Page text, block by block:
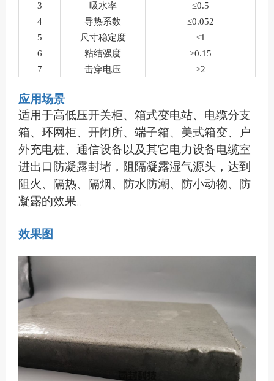
3
吸水率
≤0.5
4
导热系数 ≤0.052
5
尺寸稳定度
≤1
6
粘结强度 ≥0.15
7
击穿电压 ≥2
应用场景
适用于高低压开关柜、 箱式变电站、电缆分支
箱、环网柜、 开闭所、端子箱、 美式箱变、户
外充电桩、通信设备以及其它电力设备电缆室
进出口 防凝露封堵，阻隔凝露湿气源头，达到
阻火、隔热、隔烟、
防水防潮、防小动物、防
凝露的效果。
效果图